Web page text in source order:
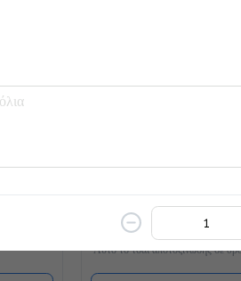
Τι είναι το TeaTox;
22 βιταμίνες και μέταλλα και
Matcha, κουρκουμά και φυσικά